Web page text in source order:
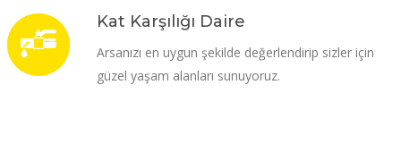
Kat Karşılığı Daire
Arsanızı en uygun şekilde değerlendirip sizler için
güzel yaşam alanları sunuyoruz.